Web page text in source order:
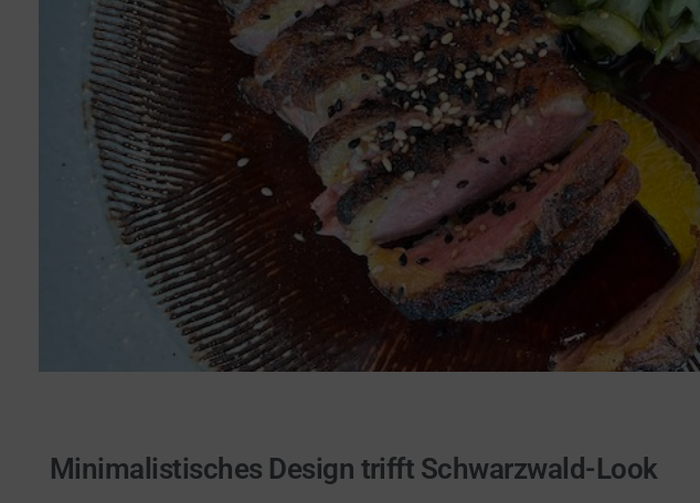
Minimalistisches Design trifft Schwarzwald-Look